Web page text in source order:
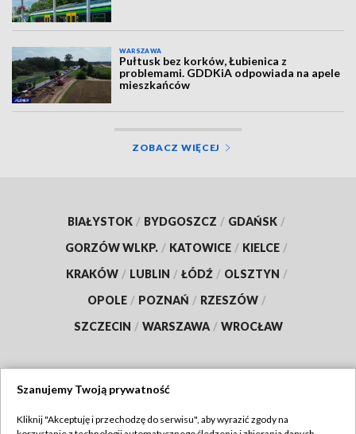
WARSZAWA
Pułtusk bez korków, Łubienica z
problemami. GDDKiA odpowiada na apele
mieszkańców
ZOBACZ WIĘCEJ
BIAŁYSTOK / BYDGOSZCZ / GDAŃSK /
GORZÓW WLKP. / KATOWICE / KIELCE /
KRAKÓW / LUBLIN / ŁÓDŹ / OLSZTYN /
OPOLE / POZNAŃ / RZESZÓW /
SZCZECIN / WARSZAWA / WROCŁAW
Szanujemy Twoją prywatność
Kliknij "Akceptuję i przechodzę do serwisu", aby wyrazić zgody na